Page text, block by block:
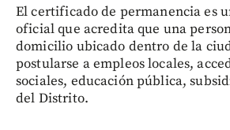
El certificado de permanencia es
oficial que acredita que una
domicilio ubicado dentro de la
postularse a empleos locales,
sociales, educación pública,
del Distrito.